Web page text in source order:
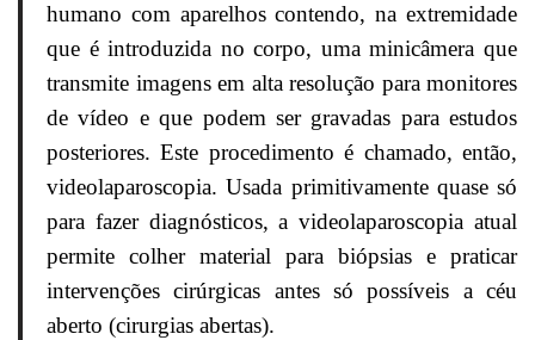
humano com aparelhos contendo, na extremidade
que é introduzida no corpo, uma minicâmera que
transmite imagens em alta resolução para monitores
de vídeo e que podem ser gravadas para estudos
posteriores. Este procedimento é chamado, então,
videolaparoscopia. Usada primitivamente quase só
para fazer diagnósticos, a videolaparoscopia atual
permite colher material para biópsias e praticar
intervenções cirúrgicas antes só possíveis a céu
aberto (cirurgias abertas).